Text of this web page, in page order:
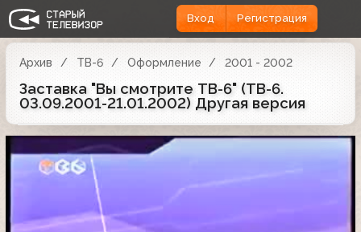
Вход Регистрация
Архив ТВ-6 Оформление 2001 - 2002
Заставка "Вы смотрите ТВ-6" (ТВ-6.
03.09.2001-21.01.2002) Другая версия